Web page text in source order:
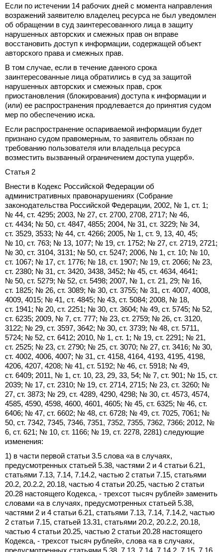
Если по истечении 14 рабочих дней с момента направления
возражений заявителю владелец ресурса не был уведомлен
об обращении в суд заинтересованного лица в защиту
нарушенных авторских и смежных прав он вправе
восстановить доступ к информации, содержащей объект
авторского права и смежных прав.
В том случае, если в течение данного срока
заинтересованные лица обратились в суд за защитой
нарушенных авторских и смежных прав, срок
приостановления (блокирования) доступа к информации и
(или) ее распространения продлевается до принятия судом
мер по обеспечению иска.
Если распространение оспариваемой информации будет
признано судом правомерным, то заявитель обязан по
требованию пользователя или владельца ресурса
возместить вызванный ограничением доступа ущерб».
Статья 2
Внести в Кодекс Российской Федерации об
административных правонарушениях (Собрание
законодательства Российской Федерации, 2002, № 1, ст. 1;
№ 44, ст. 4295; 2003, № 27, ст. 2700, 2708, 2717; № 46,
ст. 4434; № 50, ст. 4847, 4855; 2004, № 31, ст. 3229; № 34,
ст. 3529, 3533; № 44, ст. 4266; 2005, № 1, ст. 9, 13, 40, 45;
№ 10, ст. 763; № 13, 1077; № 19, ст. 1752; № 27, ст. 2719, 2721;
№ 30, ст. 3104, 3131; № 50, ст. 5247; 2006, № 1, ст. 10; № 10,
ст. 1067; № 17, ст. 1776; № 18, ст. 1907; № 19, ст. 2066; № 23,
ст. 2380; № 31, ст. 3420, 3438, 3452; № 45, ст. 4634, 4641;
№ 50, ст. 5279; № 52, ст. 5498; 2007, № 1, ст. 21, 29; № 16,
ст. 1825; № 26, ст. 3089; № 30, ст. 3755; № 31, ст. 4007, 4008,
4009, 4015; № 41, ст. 4845; № 43, ст. 5084; 2008, № 18,
ст. 1941; № 20, ст. 2251; № 30, ст. 3604; № 49, ст. 5745; № 52,
ст. 6235; 2009, № 7, ст. 777; № 23, ст. 2759; № 26, ст. 3120,
3122; № 29, ст. 3597, 3642; № 30, ст. 3739; № 48, ст. 5711,
5724; № 52, ст. 6412; 2010, № 1, ст. 1; № 19, ст. 2291; № 21,
ст. 2525; № 23, ст. 2790; № 25, ст. 3070; № 27, ст. 3416; № 30,
ст. 4002, 4006, 4007; № 31, ст. 4158, 4164, 4193, 4195, 4198,
4206, 4207, 4208; № 41, ст. 5192; № 46, ст. 5918; № 49,
ст. 6409; 2011, № 1, ст. 10, 23, 29, 33, 54; № 7, ст. 901; № 15, ст.
2039; № 17, ст. 2310; № 19, ст. 2714, 2715; № 23, ст. 3260; №
27, ст. 3873; № 29, ст. 4289, 4290, 4298; № 30, ст. 4573, 4574,
4585, 4590, 4598, 4600, 4601, 4605; № 45, ст. 6325; № 46, ст.
6406; № 47, ст. 6602; № 48, ст. 6728; № 49, ст. 7025, 7061; №
50, ст. 7342, 7345, 7346, 7351, 7352, 7355, 7362, 7366; 2012, №
6, ст. 621; № 10, ст. 1166; № 19, ст. 2278, 2281) следующие
изменения:
1) в части первой статьи 3.5 слова «а в случаях,
предусмотренных статьей 5.38, частями 2 и 4 статьи 6.21,
статьями 7.13, 7.14, 7.14.2, частью 2 статьи 7.15, статьями
20.2, 20.2.2, 20.18, частью 4 статьи 20.25, частью 2 статьи
20.28 настоящего Кодекса, - трехсот тысяч рублей» заменить
словами «а в случаях, предусмотренных статьей 5.38,
частями 2 и 4 статьи 6.21, статьями 7.13, 7.14, 7.14.2, частью
2 статьи 7.15, статьей 13.31, статьями 20.2, 20.2.2, 20.18,
частью 4 статьи 20.25, частью 2 статьи 20.28 настоящего
Кодекса, - трехсот тысяч рублей», слова «а в случаях,
предусмотренных статьями 5.38, 7.13, 7.14, 7.14.2, 7.15, 7.16,